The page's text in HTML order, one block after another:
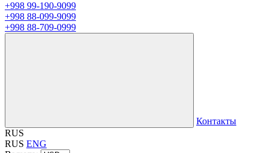
+998 99-190-9099
+998 88-099-9099
+998 88-709-0999
Контакты
RUS
RUS ENG